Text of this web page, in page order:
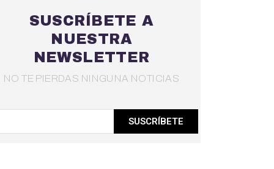
SUSCRÍBETE A
NUESTRA
NEWSLETTER
NO TE PIERDAS NINGUNA NOTICIAS
SUSCRÍBETE